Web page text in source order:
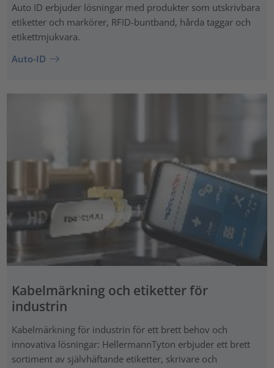
Auto ID erbjuder lösningar med produkter som utskrivbara
etiketter och markörer, RFID-buntband, hårda taggar och
etikettmjukvara.
Auto-ID
Kabelmärkning och etiketter för
industrin
Kabelmärkning för industrin för ett brett behov och
innovativa lösningar: HellermannTyton erbjuder ett brett
sortiment av självhäftande etiketter, skrivare och